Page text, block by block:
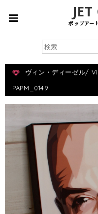
ポップアー
ヴィン・ディーゼル/
PAPM_0149